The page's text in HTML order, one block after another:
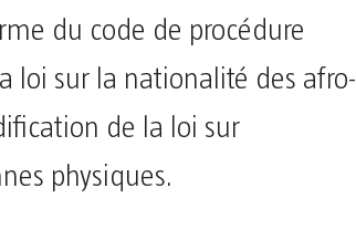
du code de procédure
loi sur la nationalité des afro-
de la loi sur
physiques.